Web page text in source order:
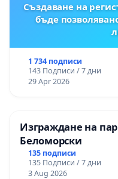
Създаване на
бъде
1 734 подписи
143 Подписи / 7 дни
29 Apr 2026
Изграждане на
Беломорски
135 подписи
135 Подписи / 7 дни
3 Aug 2026